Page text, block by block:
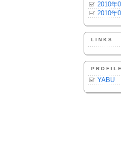
2010年
2010年
LINKS
PROFILE
YABU